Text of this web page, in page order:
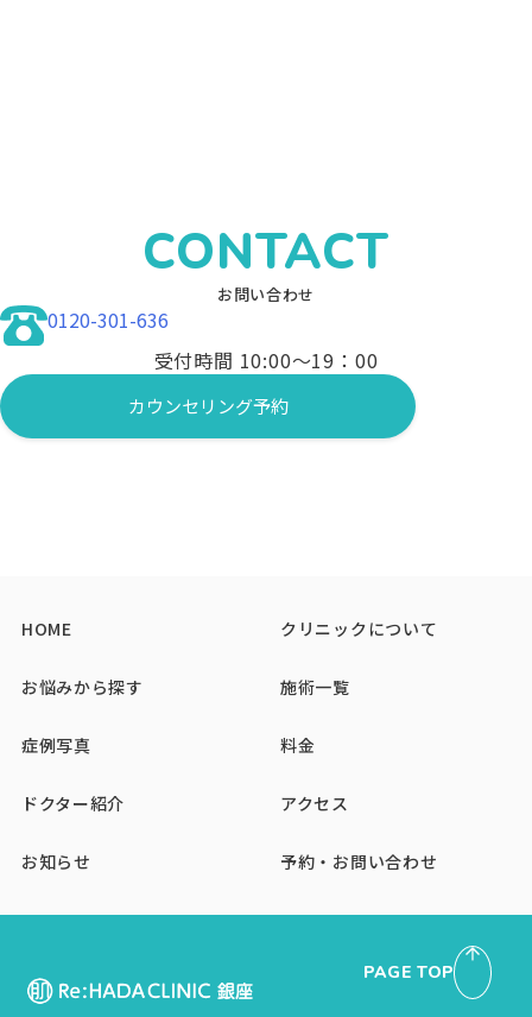
CONTACT
お問い合わせ
0120-301-636
受付時間 10:00〜19：00
カウンセリング予約
HOME クリニックについて
お悩みから探す 施術一覧
症例写真 料金
ドクター紹介 アクセス
お知らせ 予約・お問い合わせ
PAGE TOP